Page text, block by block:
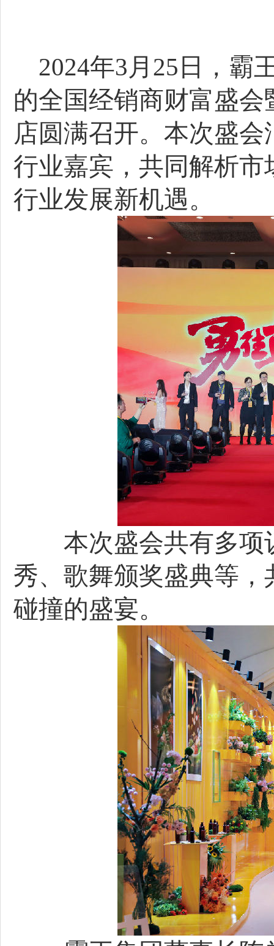
2024年3月25日，霸
的全国经销商财富盛
店圆满召开。本次盛
行业嘉宾，共同解析
行业发展新机遇。
本次盛会共有多项
秀、歌舞颁奖盛典等
碰撞的盛宴。